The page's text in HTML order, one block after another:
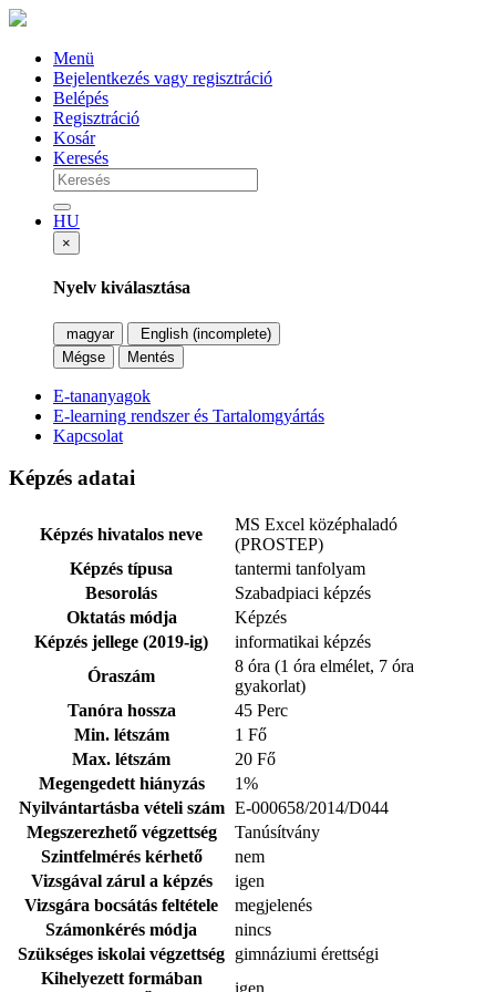
Menü
Bejelentkezés vagy regisztráció
Belépés
Regisztráció
Kosár
Keresés
HU
×
Nyelv kiválasztása
magyar
English (incomplete)
Mégse
Mentés
E-tananyagok
E-learning rendszer és Tartalomgyártás
Kapcsolat
Képzés adatai
Képzés hivatalos neve
MS Excel középhaladó
(PROSTEP)
Képzés típusa
tantermi tanfolyam
Besorolás
Szabadpiaci képzés
Oktatás módja
Képzés
Képzés jellege (2019-ig)
informatikai képzés
Óraszám
8 óra (1 óra elmélet, 7 óra
gyakorlat)
Tanóra hossza
45 Perc
Min. létszám
1 Fő
Max. létszám
20 Fő
Megengedett hiányzás
1%
Nyilvántartásba vételi szám E-000658/2014/D044
Megszerezhető végzettség
Tanúsítvány
Szintfelmérés kérhető
nem
Vizsgával zárul a képzés
igen
Vizsgára bocsátás feltétele
megjelenés
Számonkérés módja
nincs
Szükséges iskolai végzettség gimnáziumi érettségi
Kihelyezett formában
igen